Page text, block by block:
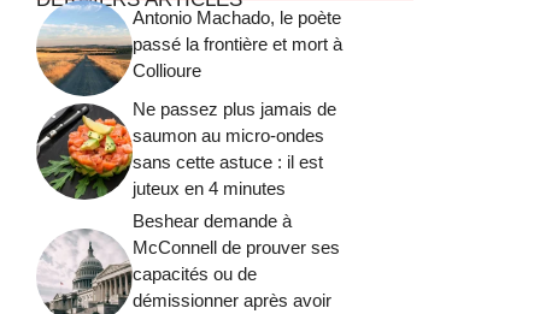
Antonio Machado, le poète
passé la frontière et mort à
Collioure
Ne passez plus jamais de
saumon au micro-ondes
sans cette astuce : il est
juteux en 4 minutes
Beshear demande à
McConnell de prouver ses
capacités ou de
démissionner après avoir